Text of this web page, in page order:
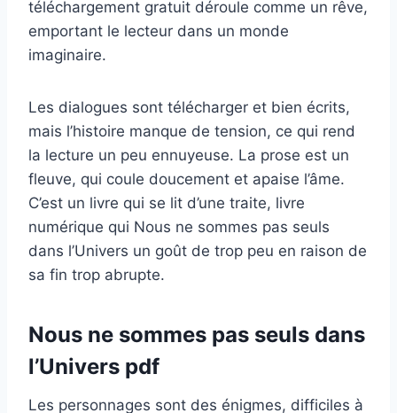
téléchargement gratuit déroule comme un rêve,
emportant le lecteur dans un monde
imaginaire.
Les dialogues sont télécharger et bien écrits,
mais l’histoire manque de tension, ce qui rend
la lecture un peu ennuyeuse. La prose est un
fleuve, qui coule doucement et apaise l’âme.
C’est un livre qui se lit d’une traite, livre
numérique qui Nous ne sommes pas seuls
dans l’Univers un goût de trop peu en raison de
sa fin trop abrupte.
Nous ne sommes pas seuls dans
l’Univers pdf
Les personnages sont des énigmes, difficiles à